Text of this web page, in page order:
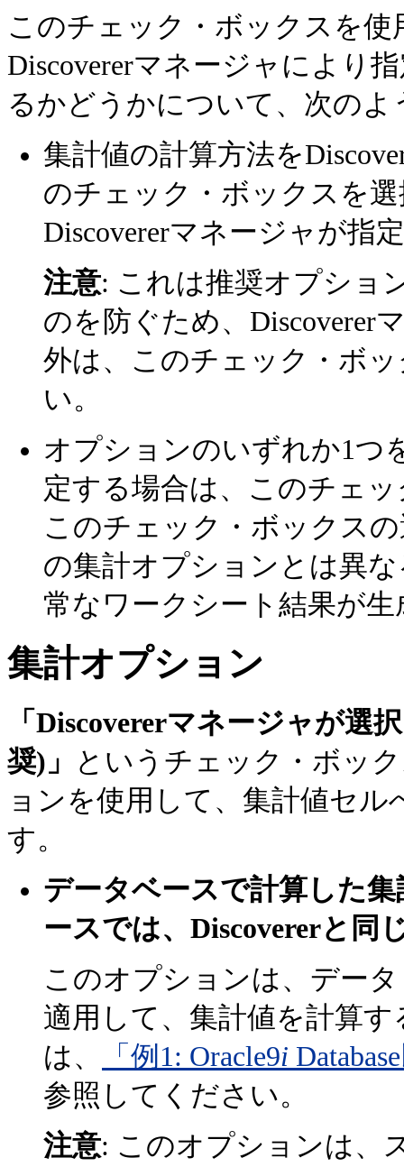
このチェック・ボックスを
Discovererマネージャにより
るかどうかについて、次のよ
集計値の計算方法を
のチェック・ボックスを
Discovererマネージャが指
注意: これは推奨オプショ
のを防ぐため、Discoverer
外は、このチェック・ボ
い。
オプションのいずれか1つ
定する場合は、このチェ
このチェック・ボックス
の集計オプションとは異
常なワークシート結果が
集計オプション
「Discovererマネージャが選
奨)」
というチェック・ボッ
ョンを使用して、集計値セ
す。
データベースで計算した
ースでは、Discovererと同
このオプションは、デー
適用して、集計値を計算
は、
「例1: Oracle9i
参照してください。
注意: このオプションは、